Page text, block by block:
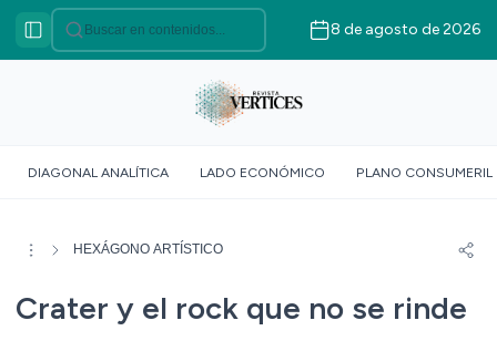
VÉRTICES ASOCIATIVO
VÉRTICES SOBERANÍA
VÉRTICES SUR GLOBAL
DOSSIER GEOMÉTRICO
8 de agosto de 2026
DIAGONAL ANALÍTICA LADO ECONÓMICO PLANO CONSUMERIL
HEXÁGONO ARTÍSTICO
Crater y el rock que no se rinde